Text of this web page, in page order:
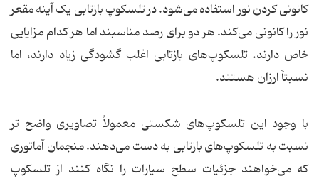
کانونی کردن نور استفاده می‌شود. در تلسکوپ بازتابی یک آینه مقعر
نور را کانونی می‌کند. هر دو برای رصد مناسبند اما هر کدام مزایایی
خاص دارند. تلسکوپ‌های بازتابی اغلب گشودگی زیاد دارند، اما
نسبتاً ارزان هستند.
با وجود این تلسکوپ‌های شکستی معمولاً تصاویری واضح تر
نسبت به تلسکوپ‌های بازتابی به دست می‌دهند. منجمان آماتوری
که می‌خواهند جزئیات سطح سیارات را نگاه کنند از تلسکوپ